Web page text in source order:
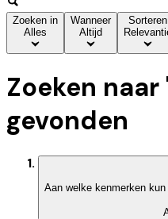
Zoeken in
Alles
Wanneer
Altijd
Sorteren
Zoeken naar
gevonden
Aan welke kenmerken